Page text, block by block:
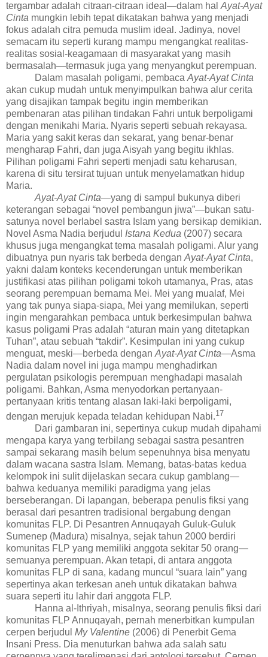
tergambar adalah citraan-citraan ideal—dalam hal Ayat-Ayat
Cinta mungkin lebih tepat dikatakan bahwa yang menjadi
fokus adalah citra pemuda muslim ideal. Jadinya, novel
semacam itu seperti kurang mampu mengangkat realitas-
realitas sosial-keagamaan di masyarakat yang masih
bermasalah—termasuk juga yang menyangkut perempuan.
Dalam masalah poligami, pembaca Ayat-Ayat Cinta
akan cukup mudah untuk menyimpulkan bahwa alur cerita
yang disajikan tampak begitu ingin memberikan
pembenaran atas pilihan tindakan Fahri untuk berpoligami
dengan menikahi Maria. Nyaris seperti sebuah rekayasa.
Maria yang sakit keras dan sekarat, yang benar-benar
mengharap Fahri, dan juga Aisyah yang begitu ikhlas.
Pilihan poligami Fahri seperti menjadi satu keharusan,
karena di situ tersirat tujuan untuk menyelamatkan hidup
Maria.
Ayat-Ayat Cinta—yang di sampul bukunya diberi
keterangan sebagai “novel pembangun jiwa”—bukan satu-
satunya novel berlabel sastra Islam yang bersikap demikian.
Novel Asma Nadia berjudul Istana Kedua (2007) secara
khusus juga mengangkat tema masalah poligami. Alur yang
dibuatnya pun nyaris tak berbeda dengan Ayat-Ayat Cinta,
yakni dalam konteks kecenderungan untuk memberikan
justifikasi atas pilihan poligami tokoh utamanya, Pras, atas
seorang perempuan bernama Mei. Mei yang mualaf, Mei
yang tak punya siapa-siapa, Mei yang memilukan, seperti
ingin mengarahkan pembaca untuk berkesimpulan bahwa
kasus poligami Pras adalah “aturan main yang ditetapkan
Tuhan”, atau sebuah “takdir”. Kesimpulan ini yang cukup
menguat, meski—berbeda dengan Ayat-Ayat Cinta—Asma
Nadia dalam novel ini juga mampu menghadirkan
pergulatan psikologis perempuan menghadapi masalah
poligami. Bahkan, Asma menyodorkan pertanyaan-
pertanyaan kritis tentang alasan laki-laki berpoligami,
dengan merujuk kepada teladan kehidupan Nabi.17
Dari gambaran ini, sepertinya cukup mudah dipahami
mengapa karya yang terbilang sebagai sastra pesantren
sampai sekarang masih belum sepenuhnya bisa menyatu
dalam wacana sastra Islam. Memang, batas-batas kedua
kelompok ini sulitdijelaskan secara cukup gamblang—
bahwa keduanya memiliki paradigma yang jelas
berseberangan. Di lapangan, beberapa penulis fiksi yang
berasal dari pesantren tradisional bergabung dengan
komunitas FLP. Di Pesantren Annuqayah Guluk-Guluk
Sumenep (Madura) misalnya, sejak tahun 2000 berdiri
komunitas FLP yang memiliki anggota sekitar 50 orang—
semuanya perempuan. Akan tetapi, di antara anggota
komunitas FLP di sana, kadang muncul “suara lain” yang
sepertinya akan terkesan aneh untuk dikatakan bahwa
suara seperti itu lahir dari anggota FLP.
Hanna al-Ithriyah, misalnya, seorang penulis fiksi dari
komunitas FLP Annuqayah, pernah menerbitkan kumpulan
cerpen berjudul My Valentine (2006) di Penerbit Gema
Insani Press. Dia menuturkan bahwa ada salah satu